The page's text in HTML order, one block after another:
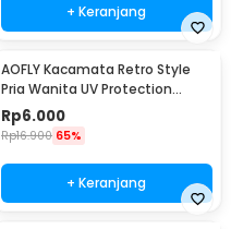
+ Keranjang
AOFLY Kacamata Retro Style
Pria Wanita UV Protection
Sunglassses - 1125
Rp6.000
Rp16.900 65%
+ Keranjang